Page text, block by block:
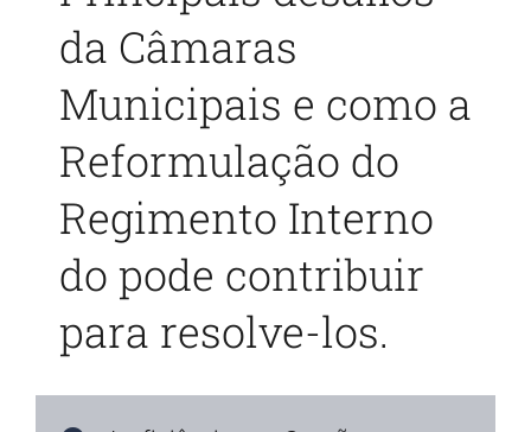
da Câmaras
Municipais e como a
Reformulação do
Regimento Interno
do pode contribuir
para resolve-los.